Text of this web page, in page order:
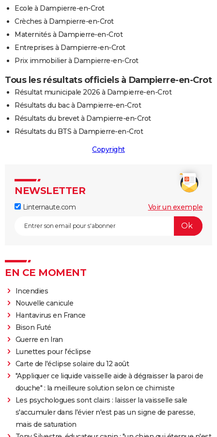
Ecole à Dampierre-en-Crot
Crèches à Dampierre-en-Crot
Maternités à Dampierre-en-Crot
Entreprises à Dampierre-en-Crot
Prix immobilier à Dampierre-en-Crot
Tous les résultats officiels à Dampierre-en-Crot
Résultat municipale 2026 à Dampierre-en-Crot
Résultats du bac à Dampierre-en-Crot
Résultats du brevet à Dampierre-en-Crot
Résultats du BTS à Dampierre-en-Crot
Copyright
NEWSLETTER
Linternaute.com Voir un exemple
EN CE MOMENT
Incendies
Nouvelle canicule
Hantavirus en France
Bison Futé
Guerre en Iran
Lunettes pour l'éclipse
Carte de l'éclipse solaire du 12 août
"Appliquer ce liquide vaisselle aide à dégraisser la paroi de
douche" : la meilleure solution selon ce chimiste
Les psychologues sont clairs : laisser la vaisselle sale
s'accumuler dans l'évier n'est pas un signe de paresse,
mais de saturation